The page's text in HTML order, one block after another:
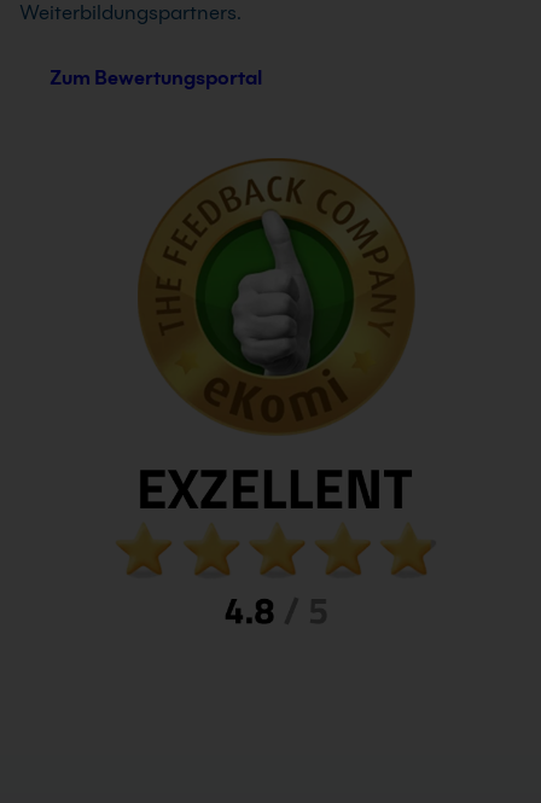
Weiterbildungspartners.
Zum Bewertungsportal